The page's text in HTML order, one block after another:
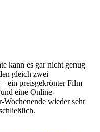
kann es gar nicht genug
gleich zwei
– ein preisgekrönter Film
eine Online-
Wochenende wieder sehr